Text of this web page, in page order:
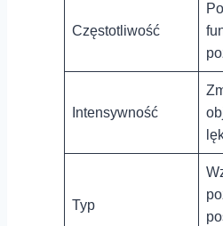
Częstotliwość
Intensywność
Typ